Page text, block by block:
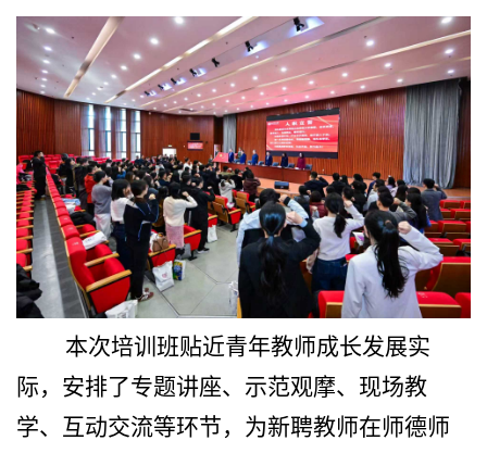
本次培训班贴近青年教师成长发展实
际，安排了专题讲座、示范观摩、现场教
学、互动交流等环节，为新聘教师在师德师